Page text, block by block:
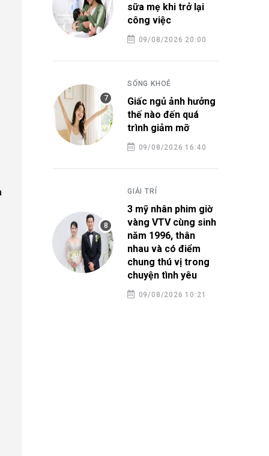
sữa mẹ khi trở lại
công việc
09/08/2026 20:00
SỐNG KHOẺ
Giấc ngủ ảnh hưởng
thế nào đến quá
trình giảm mỡ
09/08/2026 16:40
GIẢI TRÍ
3 mỹ nhân phim giờ
vàng VTV cùng sinh
năm 1996, thân
nhau và có điểm
chung thú vị trong
chuyện tình yêu
09/08/2026 10:21